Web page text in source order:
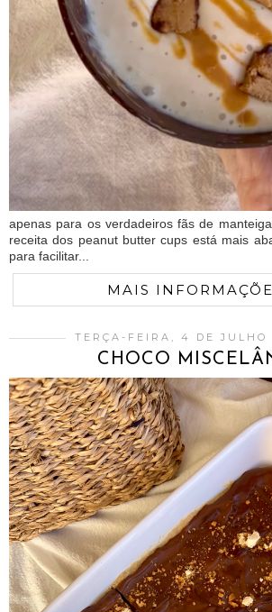
apenas para os verdadeiros fãs de
receita dos peanut butter cups está mais
para facilitar...
MAIS
TERÇA-FEIRA, 4 DE JULHO
CHOCO